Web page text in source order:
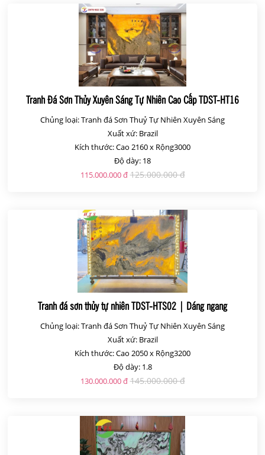
Tranh Đá Sơn Thủy Xuyên Sáng Tự Nhiên Cao Cấp TDST-HT16
Chủng loại: Tranh đá Sơn Thuỷ Tự Nhiên Xuyên Sáng
Xuất xứ: Brazil
Kích thước: Cao 2160 x Rộng3000
Độ dày: 18
115.000.000 đ 125.000.000 đ
Tranh đá sơn thủy tự nhiên TDST-HTS02 | Dáng ngang
Chủng loại: Tranh đá Sơn Thuỷ Tự Nhiên Xuyên Sáng
Xuất xứ: Brazil
Kích thước: Cao 2050 x Rộng3200
Độ dày: 1.8
130.000.000 đ 145.000.000 đ